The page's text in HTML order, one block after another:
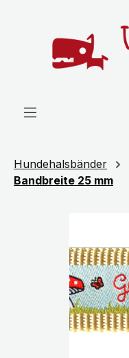
Hundehalsbänder
Bandbreite 25 mm